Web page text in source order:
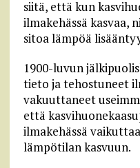
siitä, että kun
ilmakehässä kasvaa,
sitoa lämpöä
1900-luvun
tieto ja tehostuneet
vakuuttaneet
että
ilmakehässä
lämpötilan kasvuun.